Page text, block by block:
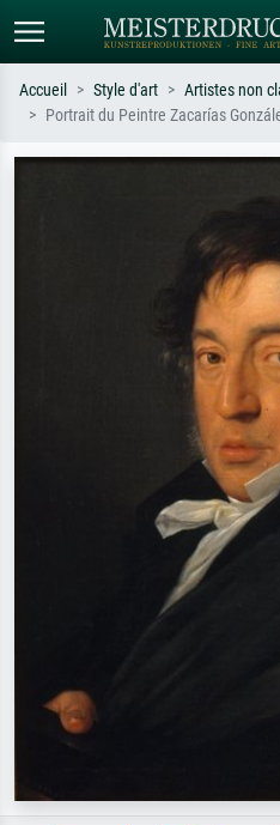
Accueil Style d'art Artistes non
Portrait du Peintre Zacarías